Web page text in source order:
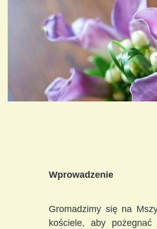
Wprowadzenie
Gromadzimy się na
kościele, aby pożegnać